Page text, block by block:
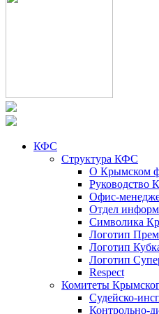
КФС
Структура КФС
О Крымском
Руководство
Офис-
Отдел
Символика
Логотип
Логотип
Логотип
Respect
Комитеты
Судейско-
Контрольно-